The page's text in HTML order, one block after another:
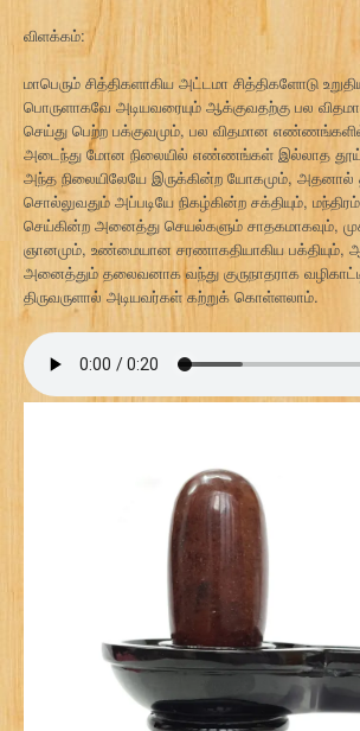
விளக்கம்:
மாபெரும் சித்திகளாகிய அட்டமா சித்திகளோடு
பொருளாகவே அடியவரையும் ஆக்குவதற்கு பல
செய்து பெற்ற பக்குவமும், பல விதமான
அடைந்து மோன நிலையில் எண்ணங்கள் இல்லாத
அந்த நிலையிலேயே இருக்கின்ற யோகமும், அதனால்
சொல்லுவதும் அப்படியே நிகழ்கின்ற சக்தியும்,
செய்கின்ற அனைத்து செயல்களும் சாதகமாகவும்,
ஞானமும், உண்மையான சரணாகதியாகிய பக்தியும்,
அனைத்தும் தலைவனாக வந்து குருநாதராக
திருவருளால் அடியவர்கள் கற்றுக் கொள்ளலாம்.